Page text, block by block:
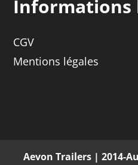
Informations
CGV
Mentions légales
Aevon Trailers | 2014-